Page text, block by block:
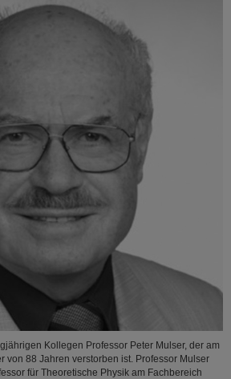
Kollegen Professor Peter Mulser, der am
von 88 Jahren verstorben ist. Professor Mulser
für Theoretische Physik am Fachbereich